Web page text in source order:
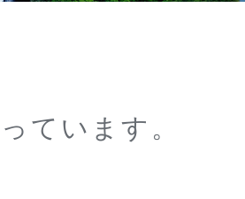
ています。